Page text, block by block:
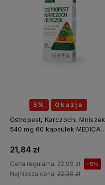
5% Okazja
Ostropest, Karczoch, Mniszek
540 mg 60 kapsułek MEDICA
21,84 zł
Cena regularna: 22,99 zł -5%
Najniższa cena: 22,30 zł